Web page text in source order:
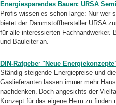
Energiesparendes Bauen: URSA
Profis wissen es schon lange: Nur wer
bietet der Dämmstoffhersteller URSA
für alle interessierten Fachhandwerker,
und Bauleiter an.
DIN-Ratgeber "Neue
Ständig steigende Energiepreise und
Gaslieferanten lassen immer mehr
nachdenken. Doch angesichts der
Konzept für das eigene Heim zu